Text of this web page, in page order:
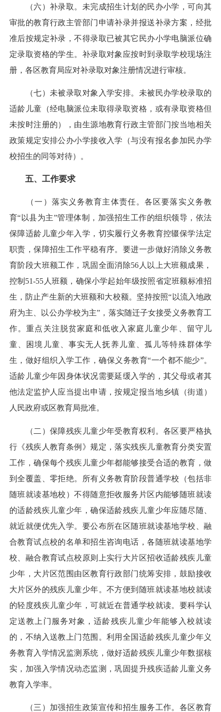
（六）补录取。未完成招生计划的民办小学，可向其
审批的教育行政主管部门申请补录并报送补录方案，经批
准后按规定补录，不得录取已被其它民办小学电脑派位确
定录取资格的学生。补录取对象应按时到录取学校现场注
册，各区教育局应对补录取对象注册情况进行审核。
（七）未被录取对象入学安排。未被民办学校录取的
适龄儿童（经电脑派位未取得录取资格，或有录取资格但
未按时注册的），由生源地教育行政主管部门按当地相关
政策规定安排公办小学接收入学（与没有报名参加民办学
校招生的同等对待）。
五、工作要求
（一）落实义务教育主体责任。各区要落实义务教
育“以县为主”管理体制，加强招生工作的组织领导，依法
保障适龄儿童少年入学，切实履行义务教育控辍保学法定
职责，保障招生工作平稳有序。要进一步做好消除义务教
育阶段大班额工作，巩固全面消除56人以上大班额成果，
控制51-55人班额，确保小学起始年级按照省定班额标准招
生，防止产生新的大班额和大校额。坚持按照“以流入地政
府为主、以公办学校为主”，落实随迁子女接受义务教育工
作。重点关注脱贫家庭和低收入家庭儿童少年、留守儿
童、困境儿童、事实无人抚养儿童、孤儿等特殊群体学
生，做好组织入学工作，确保义务教育“一个都不能少”。
适龄儿童少年因身体状况需要延缓入学的，其父母或者其
他法定监护人应当提出申请，按规定报当地乡镇（街道）
人民政府或区教育局批准。
（二）保障残疾儿童少年受教育权利。各区要严格执
行《残疾人教育条例》规定，落实残疾儿童教育分类安置
工作，确保每个残疾儿童少年都能够接受合适的教育，做
到全覆盖、零拒绝。所有义务教育阶段普通学校（包括非
随班就读基地校）不得随意拒收服务片区内能够随班就读
的适龄残疾儿童少年，确保适龄残疾儿童少年应随尽随、
就近就便优先入学。要公布所在区随班就读基地学校、融
合教育试点校的名单和招生咨询电话，各随班就读基地学
校、融合教育试点校原则上实行大片区招收适龄残疾儿童
少年，大片区范围由区教育行政部门统筹安排，鼓励接收
大片区外的残疾儿童少年。不方便到随班就读基地校就读
的轻度残疾儿童少年，可就近在普通学校就读。要科学认
定送教上门服务对象，适龄残疾儿童少年能够入校就读
的，不纳入送教上门范围。利用全国适龄残疾儿童少年义
务教育入学情况监测系统，做好适龄残疾儿童少年数据核
实，加强入学情况动态监测，巩固提升残疾适龄儿童义务
教育入学率。
（三）加强招生政策宣传和招生服务工作。各区教育